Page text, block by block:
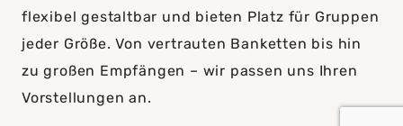
flexibel gestaltbar und bieten Platz für Gruppen
jeder Größe. Von vertrauten Banketten bis hin
zu großen Empfängen – wir passen uns Ihren
Vorstellungen an.